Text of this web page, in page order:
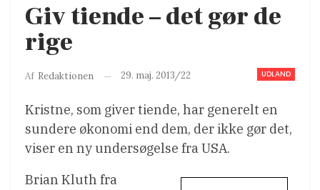
Giv tiende – det gør de
rige
UDLAND
Af Redaktionen 29. maj. 2013/22
Kristne, som giver tiende, har generelt en
sundere økonomi end dem, der ikke gør det,
viser en ny undersøgelse fra USA.
Brian Kluth fra